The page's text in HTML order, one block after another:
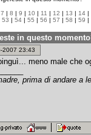
7 | 8 | 9 | 10 | 11 | 12 | 13 | 14 |
53 | 54 | 55 | 56 | 57 | 58 | 59 |
in questo
2007 23:43
meno male che
prima di andare a